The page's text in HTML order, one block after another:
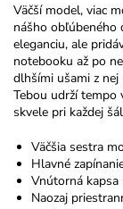
Väčší model, viac
nášho obľúbeného
eleganciu, ale
notebooku až po
dlhšími ušami z
Tebou udrží tempo
skvele pri každej
Väčšia sestra
Hlavné
Vnútorná kapsa
Naozaj